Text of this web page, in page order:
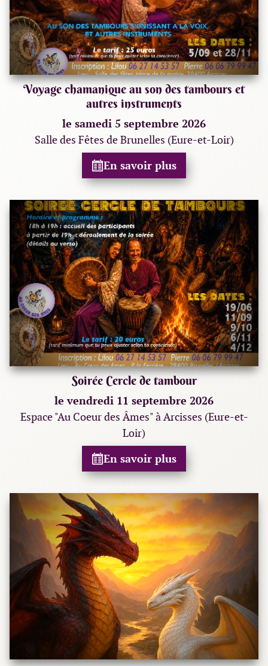
Voyage chamanique au son des tambours et
autres instruments
le samedi 5 septembre 2026
Salle des Fêtes de Brunelles (Eure-et-Loir)
En savoir plus
Soirée Cercle de tambour
le vendredi 11 septembre 2026
Espace "Au Coeur des Âmes" à Arcisses (Eure-et-
Loir)
En savoir plus